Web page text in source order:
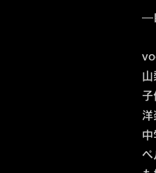
―
山
子
洋
中
ペ